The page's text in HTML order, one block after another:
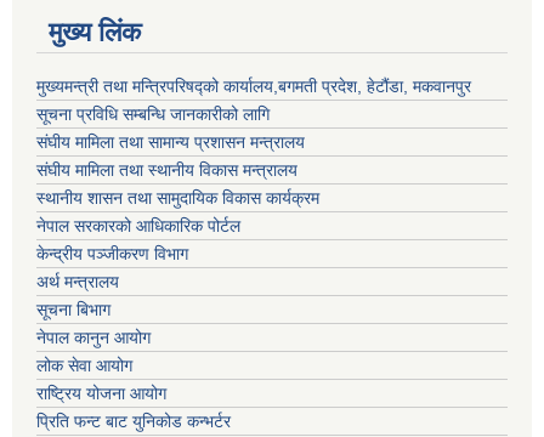
मुख्य लिंक
मुख्यमन्त्री तथा मन्त्रिपरिषद्को कार्यालय,बगमती प्रदेश, हेटौंडा, मकवानपुर
सूचना प्रविधि सम्बन्धि जानकारीको लागि
संघीय मामिला तथा सामान्य प्रशासन मन्त्रालय
संघीय मामिला तथा स्थानीय विकास मन्त्रालय
स्थानीय शासन तथा सामुदायिक विकास कार्यक्रम
नेपाल सरकारको आधिकारिक पोर्टल
केन्द्रीय पञ्जीकरण विभाग
अर्थ मन्त्रालय
सूचना बिभाग
नेपाल कानुन आयोग
लोक सेवा आयोग
राष्ट्रिय योजना आयोग
प्रिति फन्ट बाट युनिकोड कन्भर्टर